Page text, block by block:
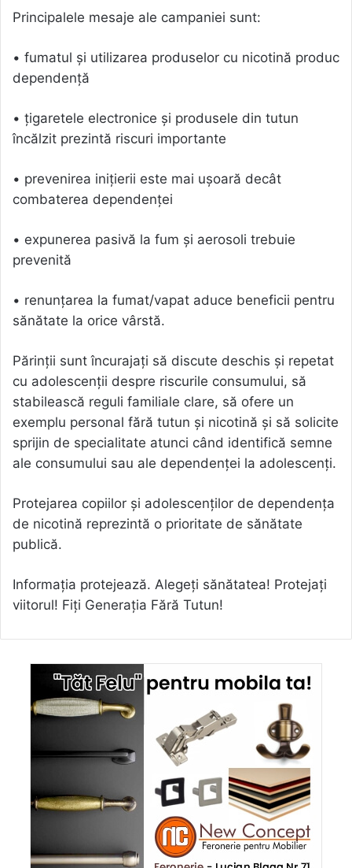
Principalele mesaje ale campaniei sunt:
• fumatul și utilizarea produselor cu nicotină produc
dependență
• țigaretele electronice și produsele din tutun
încălzit prezintă riscuri importante
• prevenirea inițierii este mai ușoară decât
combaterea dependenței
• expunerea pasivă la fum și aerosoli trebuie
prevenită
• renunțarea la fumat/vapat aduce beneficii pentru
sănătate la orice vârstă.
Părinții sunt încurajați să discute deschis și repetat
cu adolescenții despre riscurile consumului, să
stabilească reguli familiale clare, să ofere un
exemplu personal fără tutun și nicotină și să solicite
sprijin de specialitate atunci când identifică semne
ale consumului sau ale dependenței la adolescenți.
Protejarea copiilor și adolescenților de dependența
de nicotină reprezintă o prioritate de sănătate
publică.
Informația protejează. Alegeți sănătatea! Protejați
viitorul! Fiți Generația Fără Tutun!